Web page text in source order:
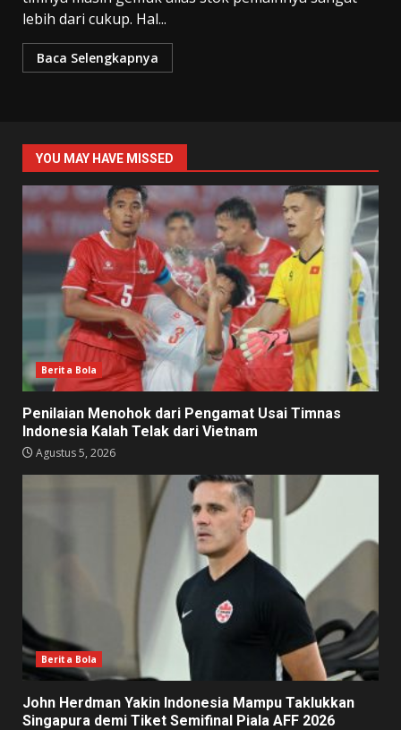
lebih dari cukup. Hal...
Baca Selengkapnya
YOU MAY HAVE MISSED
Berita Bola
Penilaian Menohok dari Pengamat Usai Timnas
Indonesia Kalah Telak dari Vietnam
Agustus 5, 2026
Berita Bola
John Herdman Yakin Indonesia Mampu Taklukkan
Singapura demi Tiket Semifinal Piala AFF 2026